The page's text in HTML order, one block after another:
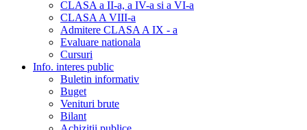
CLASA a II-a, a IV-a si a VI-a
CLASA A VIII-a
Admitere CLASA A IX - a
Evaluare nationala
Cursuri
Info. interes public
Buletin informativ
Buget
Venituri brute
Bilant